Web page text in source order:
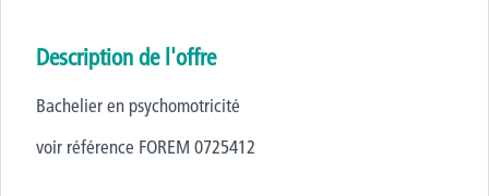
Description de l'offre
Bachelier en psychomotricité
voir référence FOREM 0725412